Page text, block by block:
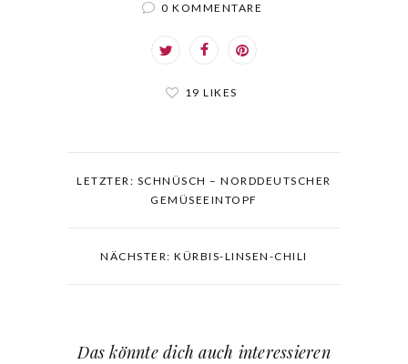
0 KOMMENTARE
19 LIKES
LETZTER: SCHNÜSCH – NORDDEUTSCHER
GEMÜSEEINTOPF
NÄCHSTER: KÜRBIS-LINSEN-CHILI
Das könnte dich auch interessieren